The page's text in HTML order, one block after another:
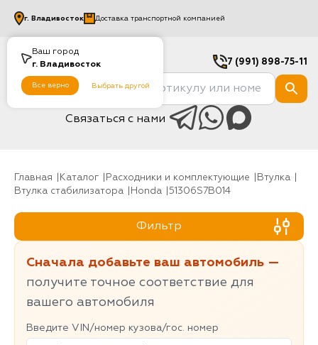
Ваш город
г. Владивосток
Все верно Выбрать другой
г. Владивосток Доставка транспортной компанией
7 (991) 898-75-11
Связаться с нами
Главная Каталог Расходники и комплектующие
Втулка
Втулка стабилизатора
Honda 51306S7B014
Фильтр
Сначала добавьте ваш автомобиль —
получите точное соответствие для
вашего автомобиля
Введите VIN/номер кузова/гос. номер